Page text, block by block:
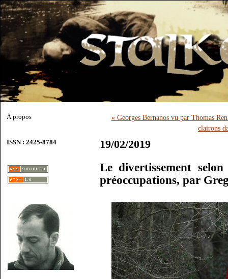
À propos
ISSN : 2425-8784
« Georges Bernanos vu par Thomas
clairons
19/02/2019
Le divertissement
préoccupations, par